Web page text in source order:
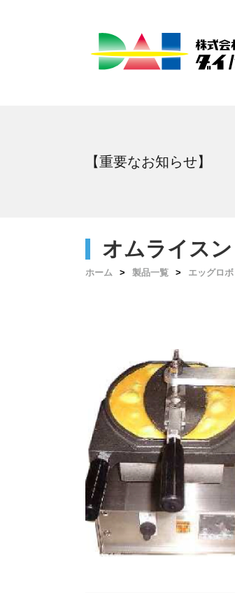
【重要なお知らせ】
オムライスン
ホーム 製品一覧 エッグロボ